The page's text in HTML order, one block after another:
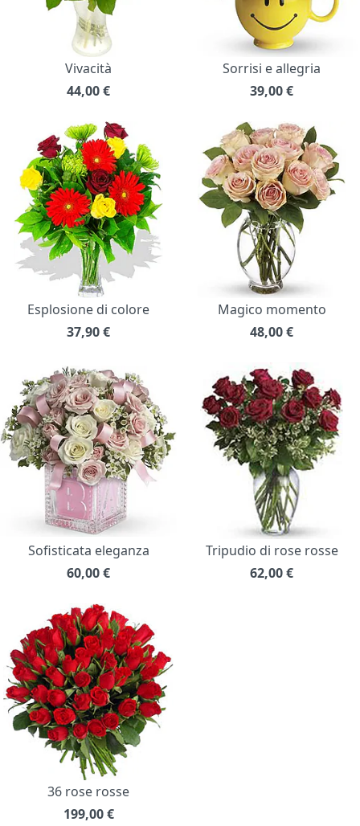
Vivacità
44,00€
Sorrisi e allegria
39,00€
Esplosione di colore
37,90€
Magico momento
48,00€
Sofisticata eleganza
60,00€
Tripudio di rose rosse
62,00€
36 rose rosse
199,00 €